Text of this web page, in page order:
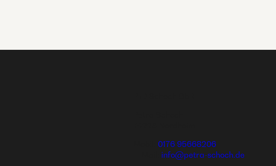
0176 95668206
info@petra-schoch.de